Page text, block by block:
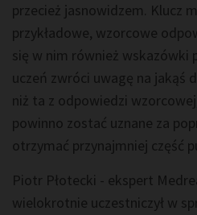
przecież jasnowidzem. Klucz
przykładowe, wzorcowe
się w nim również wskazówki
uczeń zwróci uwagę na jakąś
niż ta z odpowiedzi
powinno zostać uznane za
otrzymać przynajmniej część
Piotr Płotecki - ekspert
wielokrotnie uczestniczył w